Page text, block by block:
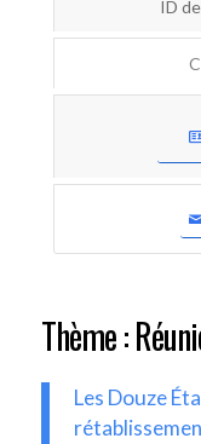
ID
Thème :
Les Douze